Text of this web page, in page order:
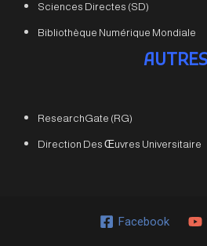
Sciences Directes (SD)
Bibliothèque Numérique Mondiale
AUTRES
ResearchGate (RG)
Direction Des Œuvres Universitaire
Facebook